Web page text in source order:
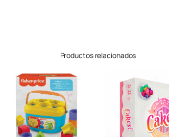
Productos relacionados